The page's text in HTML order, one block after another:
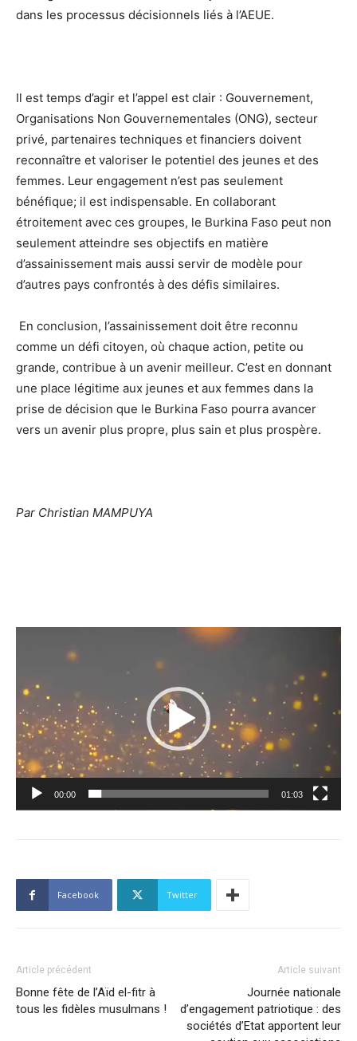
dans les processus décisionnels liés à l’AEUE.
Il est temps d’agir et l’appel est clair : Gouvernement,
Organisations Non Gouvernementales (ONG), secteur
privé, partenaires techniques et financiers doivent
reconnaître et valoriser le potentiel des jeunes et des
femmes. Leur engagement n’est pas seulement
bénéfique; il est indispensable. En collaborant
étroitement avec ces groupes, le Burkina Faso peut non
seulement atteindre ses objectifs en matière
d’assainissement mais aussi servir de modèle pour
d’autres pays confrontés à des défis similaires.
En conclusion, l’assainissement doit être reconnu
comme un défi citoyen, où chaque action, petite ou
grande, contribue à un avenir meilleur. C’est en donnant
une place légitime aux jeunes et aux femmes dans la
prise de décision que le Burkina Faso pourra avancer
vers un avenir plus propre, plus sain et plus prospère.
Par Christian MAMPUYA
Lecteur
00:00 01:03
Facebook Twitter
Article précédent
Bonne fête de l’Aïd el-fitr à
tous les fidèles musulmans !
Article suivant
Journée nationale
d’engagement patriotique : des
sociétés d’Etat apportent leur